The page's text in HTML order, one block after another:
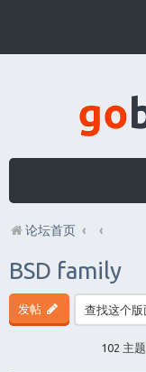
论坛首页
BSD family
发帖
102 主题